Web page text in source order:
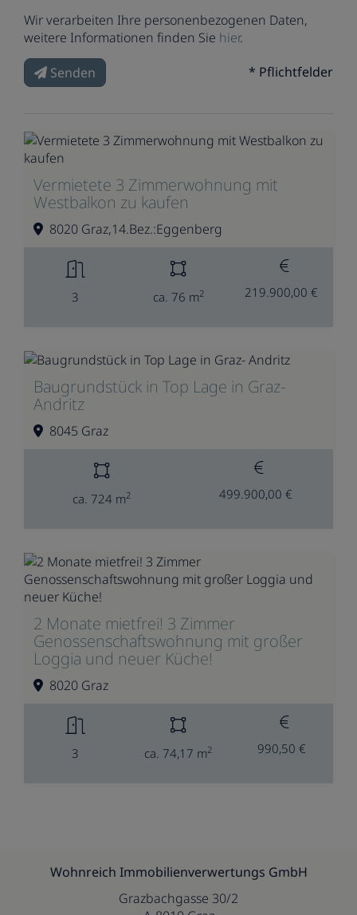
Wir verarbeiten Ihre personenbezogenen Daten,
weitere Informationen finden Sie hier.
Senden
* Pflichtfelder
Vermietete 3 Zimmerwohnung mit
Westbalkon zu kaufen
8020 Graz,14.Bez.:Eggenberg
3 ca. 76 m2 219.900,00 €
Baugrundstück in Top Lage in Graz-
Andritz
8045 Graz
ca. 724 m2 499.900,00 €
2 Monate mietfrei! 3 Zimmer
Genossenschaftswohnung mit großer
Loggia und neuer Küche!
8020 Graz
3 ca. 74,17 m2 990,50 €
Wohnreich Immobilienverwertungs GmbH
Grazbachgasse 30/2